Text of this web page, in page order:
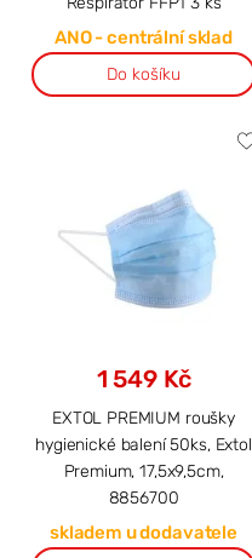
ANO - centrální sklad
Do košíku
1 549 Kč
EXTOL PREMIUM roušky
hygienické balení 50ks, Extol
Premium, 17,5x9,5cm,
8856700
skladem u dodavatele